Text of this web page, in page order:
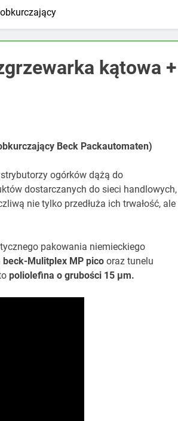
kątowa +
Beck Packautomaten)
ogórków dążą do
dostarczanych do sieci handlowych,
nie tylko przedłuża ich trwałość, ale
pakowania niemieckiego
beck-Mulitplex MP pico oraz tunelu
poliolefina o grubości 15 µm.